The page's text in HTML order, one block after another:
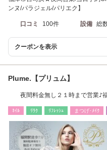
ンヌ/パラジェル/パリエク】
口コミ 100件 設備 総
クーポンを表示
Plume.【プリュム】
夜間料金無し２１時まで営業♪
ﾈｲﾙ ﾘﾗｸ ﾘﾌﾚｯｼｭ まつげ･ﾒｲｸ